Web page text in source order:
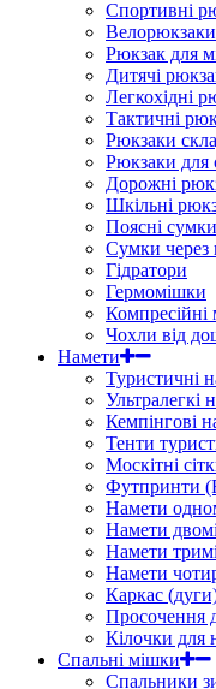
Спортивні
Велорюкзаки
Рюкзак для
Дитячі
Легкохідні
Тактичні
Рюкзаки
Рюкзаки для
Дорожні
Шкільні
Поясні сумки
Сумки через
Гідратори
Гермомішки
Компресійні
Чохли від
Намети
Туристичні
Ультралегкі
Кемпінгові
Тенти
Москітні
Футпринти
Намети
Намети
Намети
Намети
Каркас
Просочення
Кілочки для
Спальні мішки
Спальники